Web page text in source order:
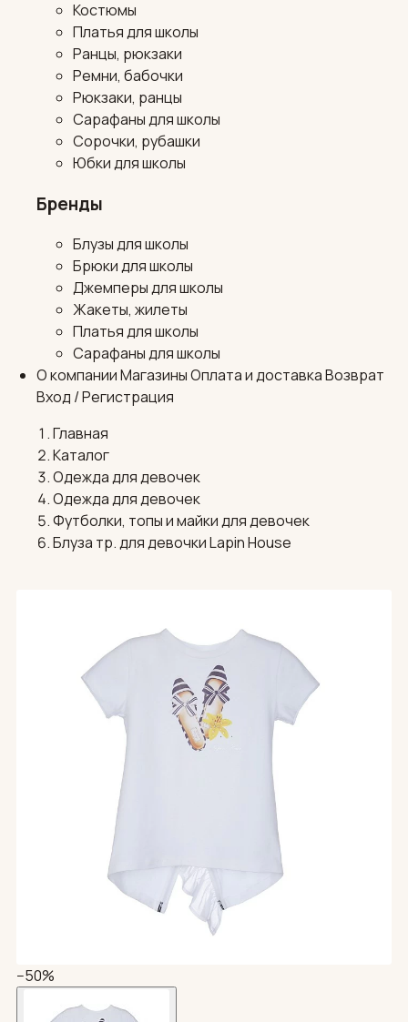
Костюмы
Платья для школы
Ранцы, рюкзаки
Ремни, бабочки
Рюкзаки, ранцы
Сарафаны для школы
Сорочки, рубашки
Юбки для школы
Бренды
Блузы для школы
Брюки для школы
Джемперы для школы
Жакеты, жилеты
Платья для школы
Сарафаны для школы
О компанииМагазиныОплата и доставкаВозврат
Вход / Регистрация
Главная
Каталог
Одежда для девочек
Одежда для девочек
Футболки, топы и майки для девочек
Блуза тр. для девочки Lapin House
−50%